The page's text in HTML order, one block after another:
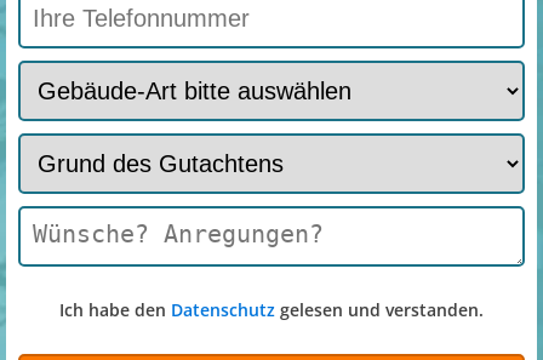
Ich habe den Datenschutz gelesen und verstanden.